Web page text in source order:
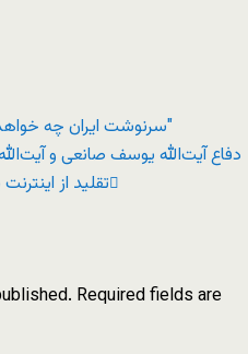
"سرنوشت ایران چه خواهد بود"
دفاع آیت‌الله یوسف صانعی و
تقلید از
Required fields are